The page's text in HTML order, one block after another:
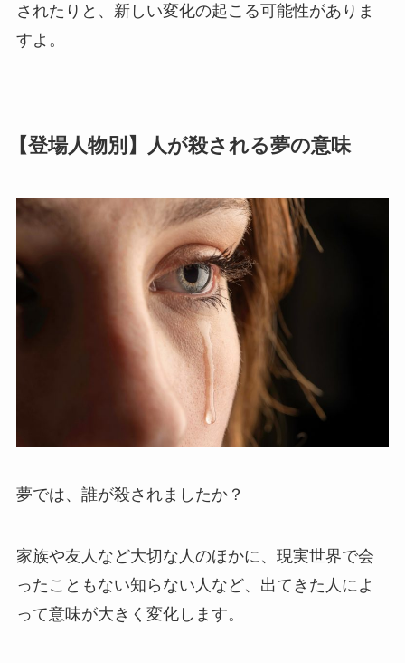
されたりと、新しい変化の起こる可能性がありま
すよ。
【登場人物別】人が殺される夢の意味
夢では、誰が殺されましたか？
家族や友人など大切な人のほかに、現実世界で会
ったこともない知らない人など、出てきた人によ
って意味が大きく変化します。